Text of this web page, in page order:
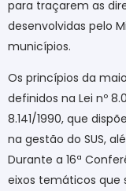
para traçarem as
desenvolvidas pelo
municípios.
Os princípios da
definidos na Lei nº
8.141/1990, que
na gestão do SUS,
Durante a 16ª
eixos temáticos que